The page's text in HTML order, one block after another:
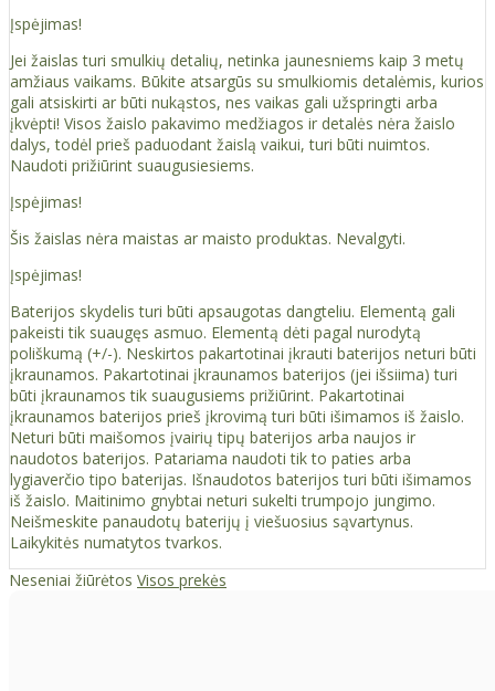
Įspėjimas!
Jei žaislas turi smulkių detalių, netinka jaunesniems kaip 3 metų
amžiaus vaikams. Būkite atsargūs su smulkiomis detalėmis, kurios
gali atsiskirti ar būti nukąstos, nes vaikas gali užspringti arba
įkvėpti! Visos žaislо pakavimo medžiagos ir detalės nėra žaislo
dalys, todėl prieš paduodant žaislą vaikui, turi būti nuimtos.
Naudoti prižiūrint suaugusiesiems.
Įspėjimas!
Šis žaislas nėra maistas ar maisto produktas. Nevalgyti.
Įspėjimas!
Baterijos skydelis turi būti apsaugotas dangteliu. Elementą gali
pakeisti tik suaugęs asmuo. Elementą dėti pagal nurodytą
poliškumą (+/-). Neskirtos pakartotinai įkrauti baterijos neturi būti
įkraunamos. Pakartotinai įkraunamos baterijos (jei išsiima) turi
būti įkraunamos tik suaugusiems prižiūrint. Pakartotinai
įkraunamos baterijos prieš įkrovimą turi būti išimamos iš žaislo.
Neturi būti maišomos įvairių tipų baterijos arba naujos ir
naudotos baterijos. Patariama naudoti tik to paties arba
lygiaverčio tipo baterijas. Išnaudotos baterijos turi būti išimamos
iš žaislo. Maitinimo gnybtai neturi sukelti trumpojo jungimo.
Neišmeskite panaudotų baterijų į viešuosius sąvartynus.
Laikykitės numatytos tvarkos.
Neseniai žiūrėtos Visos prekės